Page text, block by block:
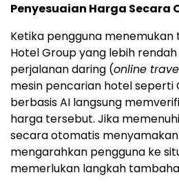
Penyesuaian Harga Secara
Ketika pengguna menemukan
Hotel Group yang lebih
perjalanan daring (online
mesin pencarian hotel seperti
berbasis AI langsung
harga tersebut. Jika
secara otomatis
mengarahkan pengguna ke
memerlukan langkah